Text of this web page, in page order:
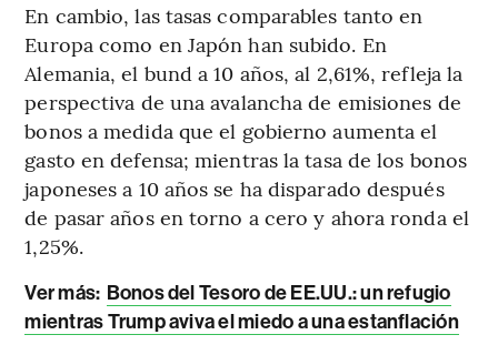
En cambio, las tasas comparables tanto en
Europa como en Japón han subido. En
Alemania, el bund a 10 años, al 2,61%, refleja la
perspectiva de una avalancha de emisiones de
bonos a medida que el gobierno aumenta el
gasto en defensa; mientras la tasa de los bonos
japoneses a 10 años se ha disparado después
de pasar años en torno a cero y ahora ronda el
1,25%.
Ver más: Bonos del Tesoro de EE.UU.: un refugio
mientras Trump aviva el miedo a una estanflación